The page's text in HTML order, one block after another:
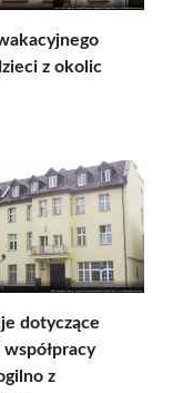
z okolic
dotyczące
współpracy
z